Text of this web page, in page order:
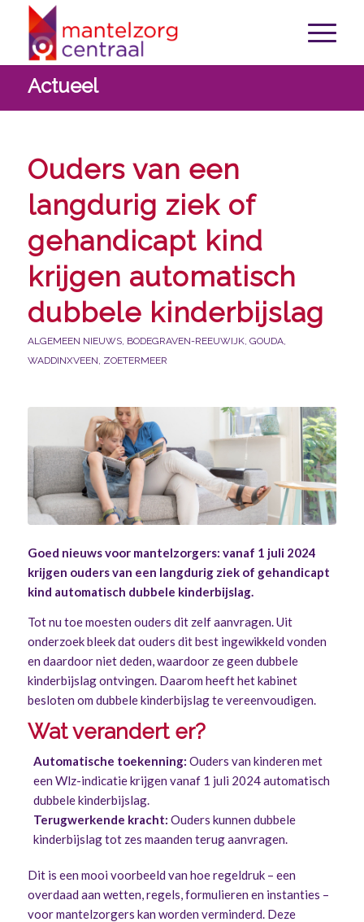
Actueel
Ouders van een
langdurig ziek of
gehandicapt kind
krijgen automatisch
dubbele kinderbijslag
ALGEMEEN NIEUWS, BODEGRAVEN-REEUWIJK, GOUDA,
WADDINXVEEN, ZOETERMEER
Goed nieuws voor mantelzorgers: vanaf 1 juli 2024
krijgen ouders van een langdurig ziek of gehandicapt
kind automatisch dubbele kinderbijslag.
Tot nu toe moesten ouders dit zelf aanvragen. Uit
onderzoek bleek dat ouders dit best ingewikkeld vonden
en daardoor niet deden, waardoor ze geen dubbele
kinderbijslag ontvingen. Daarom heeft het kabinet
besloten om dubbele kinderbijslag te vereenvoudigen.
Wat verandert er?
Automatische toekenning: Ouders van kinderen met
een Wlz-indicatie krijgen vanaf 1 juli 2024 automatisch
dubbele kinderbijslag.
Terugwerkende kracht: Ouders kunnen dubbele
kinderbijslag tot zes maanden terug aanvragen.
Dit is een mooi voorbeeld van hoe regeldruk – een
overdaad aan wetten, regels, formulieren en instanties –
voor mantelzorgers kan worden verminderd. Deze